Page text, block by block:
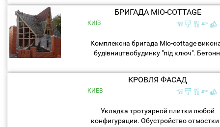
дает возможность уверенно сказать : "
Да , выполним " ...
БРИГАДА MIO-COTTAGE
КИЇВ
Комплексна бригада Mio-cottage
будівництвобудинку "під ключ".
Муляри виконають кладкуцегли, піно-
КРОВЛЯ ФАСАД
КИЕВ
Укладка тротуарной плитки любой
конфигурации. Обустройство отмостки